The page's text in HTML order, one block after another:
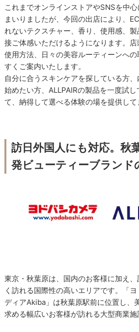
これまでオンラインストアやSNSを中
まいりましたが、今回の出店により、
れないテクスチャー、香り、使用感、
接ご体感いただけるようになります。
使用方法、日々の美容ルーティーンへ
すくご案内いたします。
自分に合うスキンケアを探している方
始めたい方、ALLPAIRの製品を一度試
て、納得して選べる体験の場を提供して
訪日外国人にも対応。秋
発ビューティーブランド
東京・秋葉原は、国内のお客様に加え
く訪れる国際性の高いエリアです。「
ディアAkiba」は秋葉原駅前に位置し、
求める幅広いお客様が訪れる大型商業施